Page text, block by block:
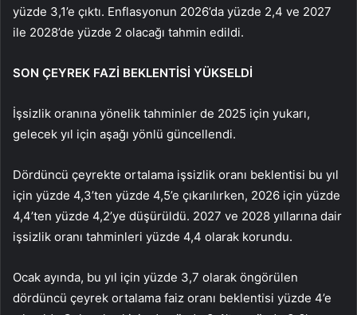
yüzde 3,1’e çıktı. Enflasyonun 2026’da yüzde 2,4 ve 2027
ile 2028’de yüzde 2 olacağı tahmin edildi.
SON ÇEYREK FAZİ BEKLENTİSİ YÜKSELDİ
İşsizlik oranına yönelik tahminler de 2025 için yukarı,
gelecek yıl için aşağı yönlü güncellendi.
Dördüncü çeyrekte ortalama işsizlik oranı beklentisi bu yıl
için yüzde 4,3’ten yüzde 4,5’e çıkarılırken, 2026 için yüzde
4,4’ten yüzde 4,2’ye düşürüldü. 2027 ve 2028 yıllarına dair
işsizlik oranı tahminleri yüzde 4,4 olarak korundu.
Ocak ayında, bu yıl için yüzde 3,7 olarak öngörülen
dördüncü çeyrek ortalama faiz oranı beklentisi yüzde 4’e